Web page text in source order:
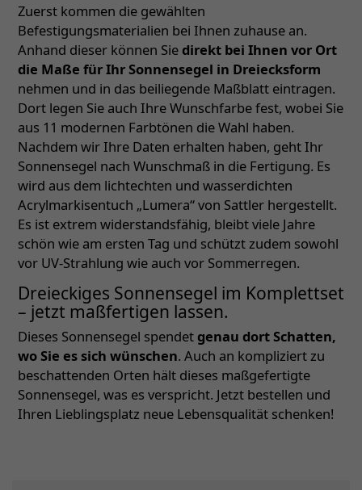
Zuerst kommen die gewählten
Befestigungsmaterialien bei Ihnen zuhause an.
Anhand dieser können Siedirekt bei Ihnen vor Ort
die Maße für Ihr Sonnensegel in Dreiecksform
nehmen und in das beiliegende Maßblatt eintragen.
Dort legen Sie auch Ihre Wunschfarbe fest, wobei Sie
aus 11 modernen Farbtönen die Wahl haben.
Nachdem wir Ihre Daten erhalten haben, geht Ihr
Sonnensegel nach Wunschmaß in die Fertigung. Es
wird aus dem lichtechten und wasserdichten
Acrylmarkisentuch „Lumera“ von Sattler hergestellt.
Es ist extrem widerstandsfähig, bleibt viele Jahre
schön wie am ersten Tag und schützt zudem sowohl
vor UV-Strahlung wie auch vor Sommerregen.
Dreieckiges Sonnensegel im Komplettset
– jetzt maßfertigen lassen.
Dieses Sonnensegel spendet genau dort Schatten,
wo Sie es sich wünschen. Auch an kompliziert zu
beschattenden Orten hält dieses maßgefertigte
Sonnensegel, was es verspricht. Jetzt bestellen und
Ihren Lieblingsplatz neue Lebensqualität schenken!